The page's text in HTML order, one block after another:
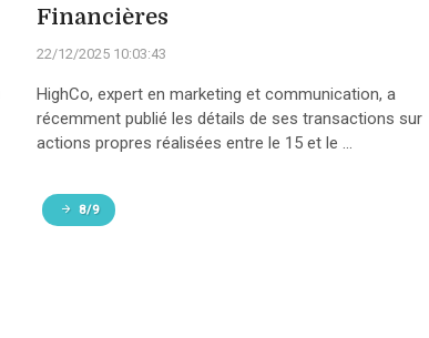
Financières
22/12/2025 10:03:43
HighCo, expert en marketing et communication, a
récemment publié les détails de ses transactions sur
actions propres réalisées entre le 15 et le ...
8/9